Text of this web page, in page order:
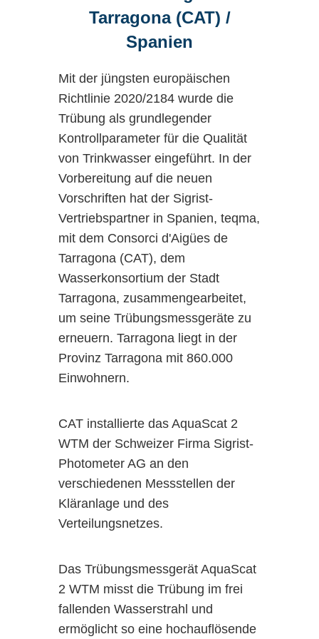
Neu sind zudem
formatierbare
Exportdateiensowie leistungsstarke
Mathematikfunktionen .
Zukunftssicher
– ein
Investment mit
Bestand
Die SiCon XX 40 ist mehr als ein
Anzeige- und Konfigurationsgerät. Sie
ist ein Werkzeug, das Anwender
entlastet und Prozesse transparenter
macht.
Ihre Vorteile im Überblick
Datenlogger (Advanced: 30
Tage / Premium: 370 Tage)
den industriellen Einsatz
ausgelegt
Trübungsmessung im Bierbrauprozess.
durch die neue C-Serie ersetzt. Es
wurde ein Mess- und Referenzkanal
eingefügt. Erstmalig wurden absolute
Lichtpegel gemessen. Diese Technik
ermöglichte eine Erhöhung der
Empfindlichkeit der Geräte um Faktor
10. Der Dynamikbereich konnte
massiv vergrössert, so dass auf eine
optische Messbereichsumschaltung
verzichtet werden konnte. Die C-
Geräte waren an den gekürzten
Basisgeräten und den rostfreien
Gehäusen erkennbar.
Das SIGRIST Trübungsmessgerät CT3011 SO
Die Sigrist Photometer wurden
Brauereien eingesetzt. Mit den dann
entwickelten Geräten der neuen
Generation kamen
anwenderspezifische Geräte ins
Tarragona (CAT) /
Spanien
Mit der jüngsten europäischen
Richtlinie 2020/2184 wurde die
Trübung als grundlegender
Kontrollparameter für die Qualität
von Trinkwasser eingeführt. In der
Vorbereitung auf die neuen
Vorschriften hat der Sigrist-
Vertriebspartner in Spanien, teqma,
mit dem Consorci d'Aigües de
Tarragona (CAT), dem
Wasserkonsortium der Stadt
Tarragona, zusammengearbeitet,
um seine Trübungsmessgeräte zu
erneuern. Tarragona liegt in der
Provinz Tarragona mit 860.000
Einwohnern.
CAT installierte das AquaScat 2
WTM der Schweizer Firma Sigrist-
Photometer AG an den
verschiedenen Messstellen der
Kläranlage und des
Verteilungsnetzes.
Das Trübungsmessgerät AquaScat
2 WTM misst die Trübung im frei
fallenden Wasserstrahl und
ermöglicht so eine hochauflösende